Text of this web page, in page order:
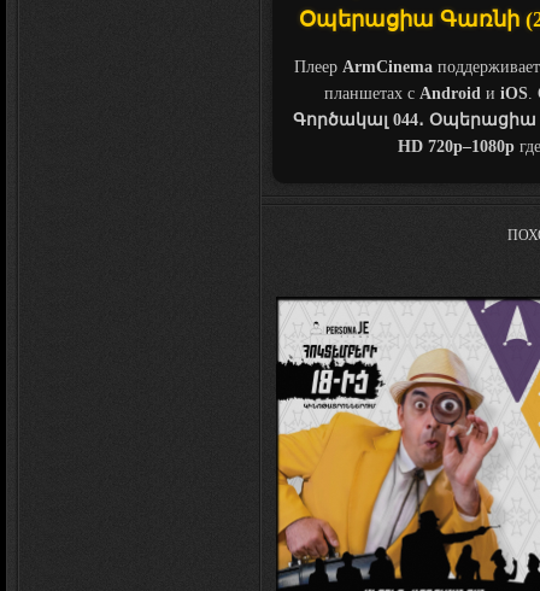
Օպերացիա Գառնի
Плеер ArmCinema
планшетах с Androidи iOS.
Գործակալ 044․ Օպերացիա
HD 720p–1080p